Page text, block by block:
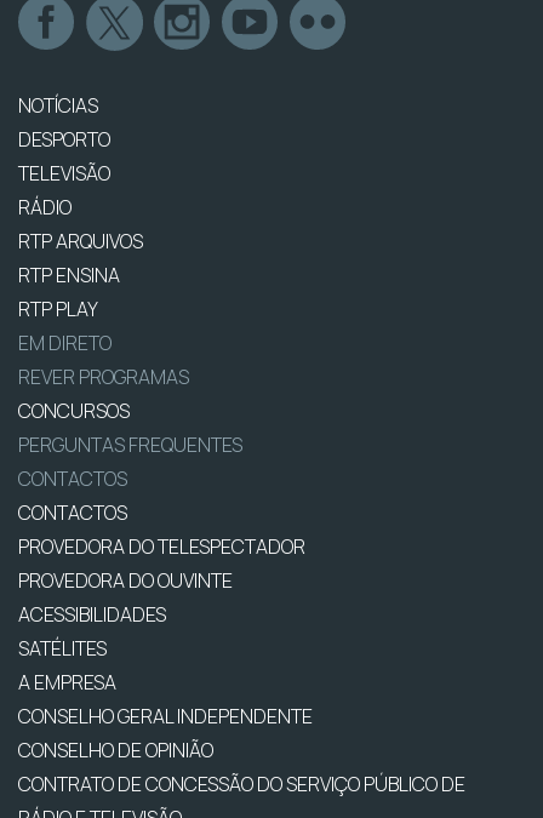
NOTÍCIAS
DESPORTO
TELEVISÃO
RÁDIO
RTP ARQUIVOS
RTP ENSINA
RTP PLAY
EM DIRETO
REVER PROGRAMAS
CONCURSOS
PERGUNTAS FREQUENTES
CONTACTOS
CONTACTOS
PROVEDORA DO TELESPECTADOR
PROVEDORA DO OUVINTE
ACESSIBILIDADES
SATÉLITES
A EMPRESA
CONSELHO GERAL INDEPENDENTE
CONSELHO DE OPINIÃO
CONTRATO DE CONCESSÃO DO SERVIÇO PÚBLICO DE